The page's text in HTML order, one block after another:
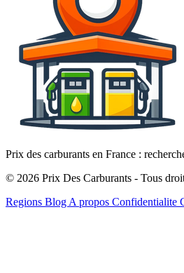
Prix des carburants en France :
© 2026 Prix Des Carburants - Tous
Regions Blog A propos Confidentialite